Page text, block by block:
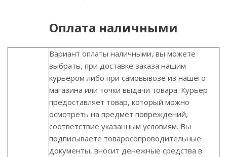
Оплата наличными
Вариант оплаты наличными, вы можете
выбрать, при доставке заказа нашим
курьером либо при самовывозе из нашего
магазина или точки выдачи товара. Курьер
предоставляет товар, который можно
осмотреть на предмет повреждений,
соответствие указанным условиям. Вы
подписываете товаросопроводительные
документы, вносит денежные средства в